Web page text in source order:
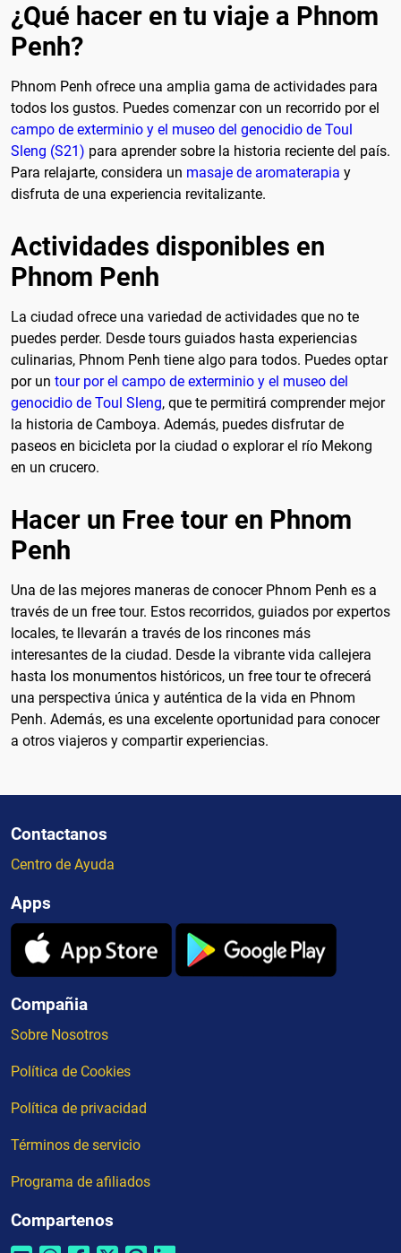
¿Qué hacer en tu viaje a Phnom
Penh?
Phnom Penh ofrece una amplia gama de actividades para
todos los gustos. Puedes comenzar con un recorrido por el
campo de exterminio y el museo del genocidio de Toul
Sleng (S21) para aprender sobre la historia reciente del país.
Para relajarte, considera un masaje de aromaterapia y
disfruta de una experiencia revitalizante.
Actividades disponibles en
Phnom Penh
La ciudad ofrece una variedad de actividades que no te
puedes perder. Desde tours guiados hasta experiencias
culinarias, Phnom Penh tiene algo para todos. Puedes optar
por un tour por el campo de exterminio y el museo del
genocidio de Toul Sleng, que te permitirá comprender mejor
la historia de Camboya. Además, puedes disfrutar de
paseos en bicicleta por la ciudad o explorar el río Mekong
en un crucero.
Hacer un Free tour en Phnom
Penh
Una de las mejores maneras de conocer Phnom Penh es a
través de un free tour. Estos recorridos, guiados por expertos
locales, te llevarán a través de los rincones más
interesantes de la ciudad. Desde la vibrante vida callejera
hasta los monumentos históricos, un free tour te ofrecerá
una perspectiva única y auténtica de la vida en Phnom
Penh. Además, es una excelente oportunidad para conocer
a otros viajeros y compartir experiencias.
Contactanos
Centro de Ayuda
Apps
Compañia
Sobre Nosotros
Política de Cookies
Política de privacidad
Términos de servicio
Programa de afiliados
Compartenos